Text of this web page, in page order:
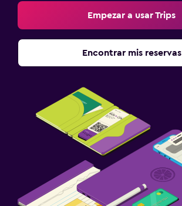
Empezar a usar Trips
Encontrar mis reservas